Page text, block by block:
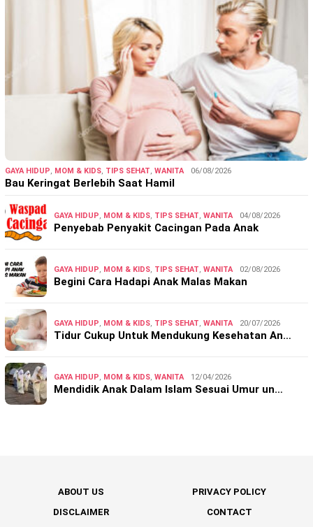
GAYA HIDUP, MOM & KIDS, TIPS SEHAT, WANITA 06/08/2026
Bau Keringat Berlebih Saat Hamil
GAYA HIDUP, MOM & KIDS, TIPS SEHAT, WANITA 04/08/2026
Penyebab Penyakit Cacingan Pada Anak
GAYA HIDUP, MOM & KIDS, TIPS SEHAT, WANITA 02/08/2026
Begini Cara Hadapi Anak Malas Makan
GAYA HIDUP, MOM & KIDS, TIPS SEHAT, WANITA 20/07/2026
Tidur Cukup Untuk Mendukung Kesehatan An…
GAYA HIDUP, MOM & KIDS, WANITA 12/04/2026
Mendidik Anak Dalam Islam Sesuai Umur un…
ABOUT US
PRIVACY POLICY
DISCLAIMER
CONTACT